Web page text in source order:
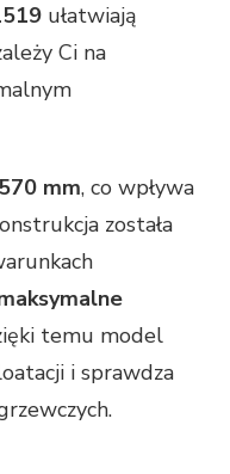
ułatwiają
Ci na
570 mm, co wpływa
została
temu model
i sprawdza